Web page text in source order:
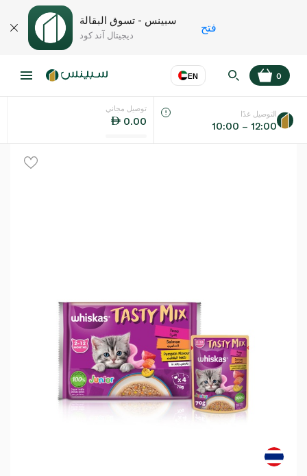
سبينس - تسوق البقالة
ديجيتال آند كود
فتح
EN
اللغة عر
0
توصيل مجاني
0.00
التوصيل غدًا
10:00 – 12:00